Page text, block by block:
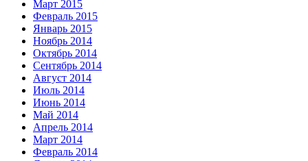
Март 2015
Февраль 2015
Январь 2015
Ноябрь 2014
Октябрь 2014
Сентябрь 2014
Август 2014
Июль 2014
Июнь 2014
Май 2014
Апрель 2014
Март 2014
Февраль 2014